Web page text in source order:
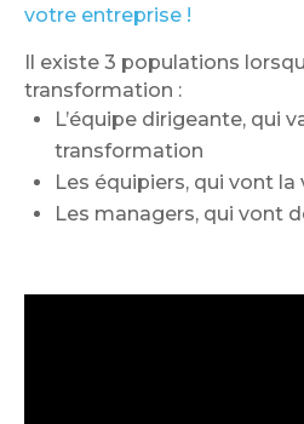
votre entreprise !
Il existe 3 populations
transformation :
L’équipe dirigeante, qui
transformation
Les équipiers, qui vont la
Les managers, qui vont